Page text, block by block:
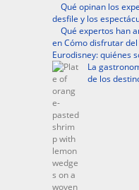
Qué opinan los
desfile y los
Qué expertos han
en Cómo disfrutar
Eurodisney: quiénes
La
de los